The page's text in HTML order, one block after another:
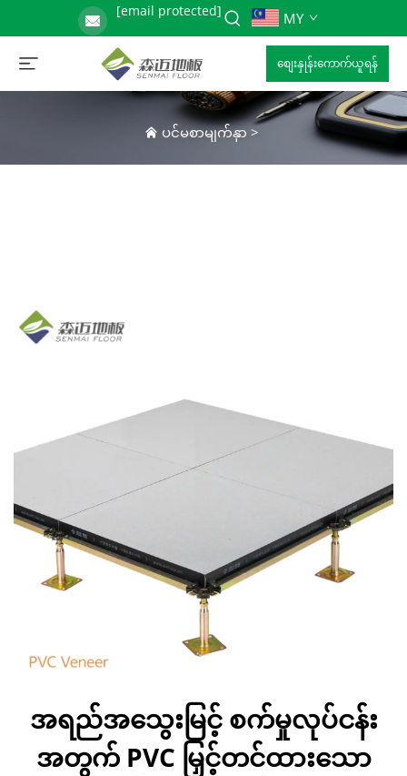
[email protected] MY
စျေးနှုန်းကောက်ယူရန်
ပင်မစာမျက်နှာ >
အရည်အသွေးမြင့် စက်မှုလုပ်ငန်း
အတွက် PVC မြှင့်တင်ထားသော